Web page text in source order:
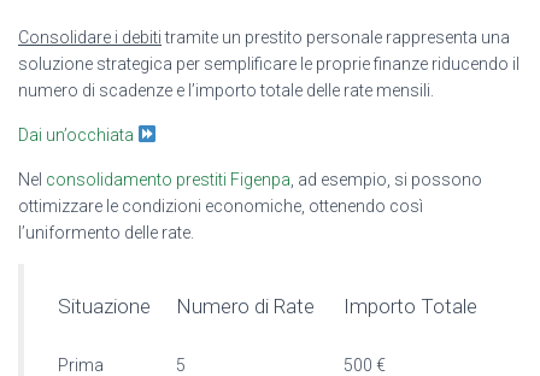
Consolidare i debititramite un prestito personale rappresenta una
soluzione strategica per semplificare le proprie finanze riducendo il
numero di scadenze e l’importo totale delle rate mensili.
Dai un’occhiata
Nel consolidamento prestiti Figenpa , ad esempio, si possono
ottimizzare le condizioni economiche, ottenendo così
l’uniformento delle rate.
Situazione Numero di Rate Importo Totale
Prima 5 500 €